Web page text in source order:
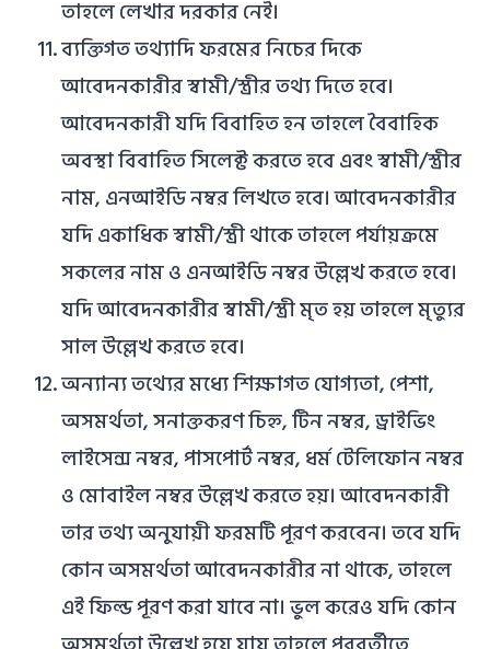
তাহলে লেখার দরকার নেই।
ব্যক্তিগত তথ্যাদি ফরমের নিচের দিকে
আবেদনকারীর স্বামী/স্ত্রীর তথ্য দিতে হবে।
আবেদনকারী যদি বিবাহিত হন তাহলে বৈবাহিক
অবস্থা বিবাহিত সিলেক্ট করতে হবে এবং স্বামী/স্ত্রীর
নাম, এনআইডি নম্বর লিখতে হবে। আবেদনকারীর
যদি একাধিক স্বামী/স্ত্রী থাকে তাহলে পর্যায়ক্রমে
সকলের নাম ও এনআইডি নম্বর উল্লেখ করতে হবে।
যদি আবেদনকারীর স্বামী/স্ত্রী মৃত হয় তাহলে মৃত্যুর
সাল উল্লেখ করতে হবে।
অন্যান্য তথ্যের মধ্যে শিক্ষাগত যোগ্যতা, পেশা,
অসমর্থতা, সনাক্তকরণ চিহ্ন, টিন নম্বর, ড্রাইভিং
লাইসেন্স নম্বর, পাসপোর্ট নম্বর, ধর্ম টেলিফোন নম্বর
ও মোবাইল নম্বর উল্লেখ করতে হয়। আবেদনকারী
তার তথ্য অনুযায়ী ফরমটি পূরণ করবেন। তবে যদি
কোন অসমর্থতা আবেদনকারীর না থাকে, তাহলে
এই ফিল্ড পূরণ করা যাবে না। ভুল করেও যদি কোন